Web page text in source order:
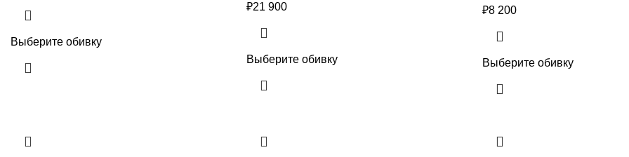
Выберите обивку
₽21 900
Выберите обивку
₽8 200
Выберите обивку